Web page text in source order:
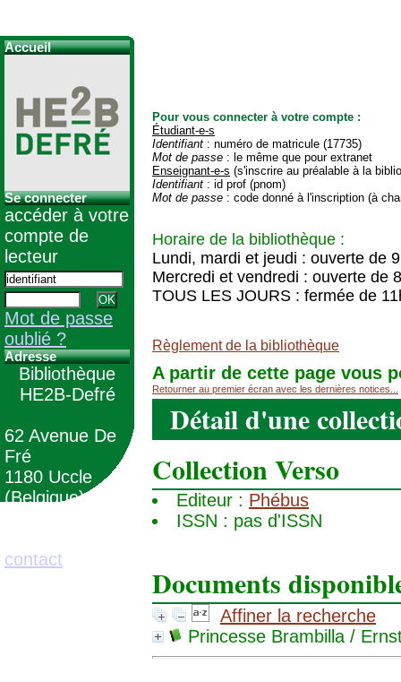
Pour vous connecter à votre compte :
Étudiant-e-s
Identifiant : numéro de matricule (17735)
Mot de passe : le même que pour extranet
Enseignant-e-s (s'inscrire au préalable à la
Identifiant : id prof (pnom)
Mot de passe : code donné à l'inscription (à
Horaire de la bibliothèque :
Lundi, mardi et jeudi : ouverte de
Mercredi et vendredi : ouverte de
TOUS LES JOURS : fermée de
Règlement de la bibliothèque
A partir de cette page vous
Retourner au premier écran avec les dernières notices...
Détail d'une
Collection Verso
Editeur : Phébus
ISSN : pas d'ISSN
Documents
Affiner la recherche
Princesse Brambilla /
Accueil
Se connecter
accéder à votre
compte de
lecteur
Mot de passe
oublié ?
Adresse
Bibliothèque
HE2B-Defré
62 Avenue De
Fré
1180 Uccle
(Belgique)
contact